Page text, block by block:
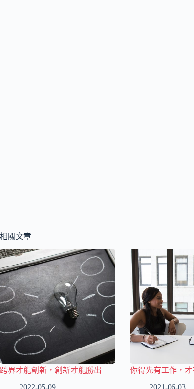
相關文章
跨界才能創新，創新才能勝出
2022-05-09
你得先有工作，才
2021-06-03